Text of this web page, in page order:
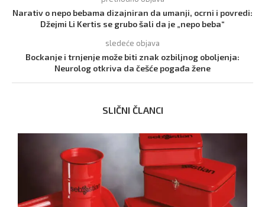
Narativ o nepo bebama dizajniran da umanji, ocrni i povredi:
Džejmi Li Kertis se grubo šali da je „nepo beba“
sledeće objava
Bockanje i trnjenje može biti znak ozbiljnog oboljenja:
Neurolog otkriva da češće pogađa žene
SLIČNI ČLANCI